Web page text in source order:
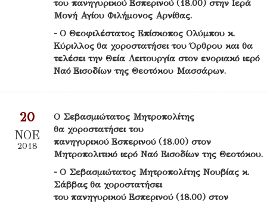
του πανηγυρικού Εσπερινού (18.00) στην Ιερά
Μονή Αγίου Φιλήμονος Αρνίθας.
- Ο Θεοφιλέστατος Επίσκοπος Ολύμπου κ.
Κύριλλος θα χοροστατήσει του Όρθρου και θα
τελέσει την Θεία Λειτουργία στον ενοριακό ιερό
Ναό Εισοδίων της Θεοτόκου Μασσάρων.
20
ΝΟΕ
2018
Ο Σεβασμιώτατος Μητροπολίτης
θα χοροστατήσει του
πανηγυρικού Εσπερινού (18.00) στον
Μητροπολιτικό ιερό Ναό Εισοδίων της Θεοτόκου.
- Ο Σεβασμιώτατος Μητροπολίτης Νουβίας κ.
Σάββας θα χοροστατήσει
του πανηγυρικού Εσπερινού (18.00) στον